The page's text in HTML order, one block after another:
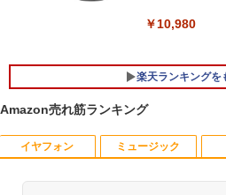
ows 11 Pro
￥131,999
￥10,980
楽天ランキングを
1
薬屋のひとり
Amazon売れ筋ランキング
イヤフォン ミュージック